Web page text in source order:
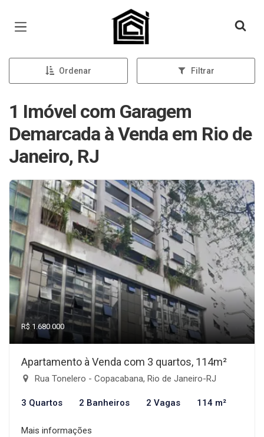
Página inicial
Ordenar Filtrar
1 Imóvel com Garagem
Demarcada à Venda em Rio de
Janeiro, RJ
R$ 1.680.000
Apartamento à Venda com 3 quartos, 114m²
Rua Tonelero - Copacabana, Rio de Janeiro-RJ
3 Quartos 2 Banheiros 2 Vagas 114 m²
Mais informações